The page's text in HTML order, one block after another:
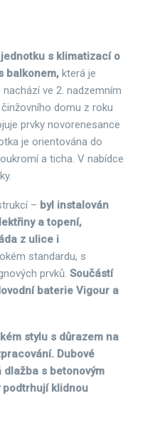
s klimatizací o
balkonem, která je
ve 2. nadzemním
domu z roku
prvky novorenesance
je orientována do
a ticha. V nabídce
– byl instalován
a topení,
z ulice i
standardu, s
prvků. Součástí
baterie Vigour a
stylu s důrazem na
Dubové
s betonovým
podtrhují klidnou